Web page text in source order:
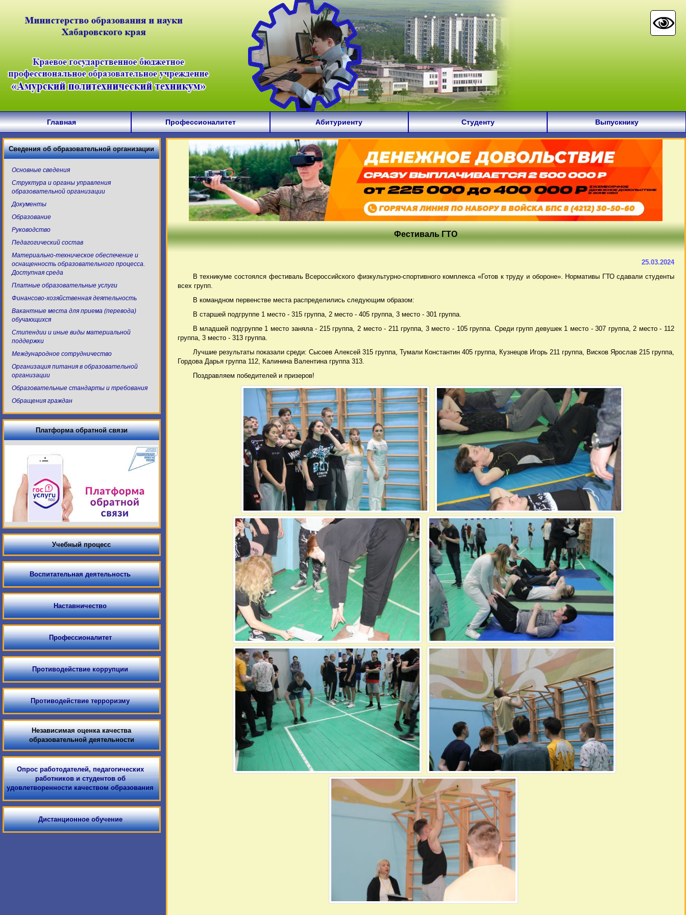
Главная Профессионалитет Абитуриенту Студенту Выпускнику
Сведения об образовательной организации
Основные сведения
Структура и органы управления
образовательной организации
Документы
Образование
Руководство
Педагогический состав
Материально-техническое обеспечение и
оснащенность образовательного процесса.
Доступная среда
Платные образовательные услуги
Финансово-хозяйственная деятельность
Вакантные места для приема (перевода)
обучающихся
Стипендии и иные виды материальной
поддержки
Международное сотрудничество
Организация питания в образовательной
организации
Образовательные стандарты и требования
Обращения граждан
Платформа обратной связи
Учебный процесс
Воспитательная деятельность
Наставничество
Профессионалитет
Противодействие коррупции
Противодействие терроризму
Независимая оценка качества
образовательной деятельности
Опрос работодателей, педагогических
работников и студентов об
удовлетворенности качеством образования
Дистанционное обучение
Фестиваль ГТО
25.03.2024
В техникуме состоялся фестиваль Всероссийского физкультурно-спортивного комплекса «Готов к труду и обороне». Нормативы ГТО сдавали студенты
всех групп.
В командном первенстве места распределились следующим образом:
В старшей подгруппе 1 место - 315 группа, 2 место - 405 группа, 3 место - 301 группа.
В младшей подгруппе 1 место заняла - 215 группа, 2 место - 211 группа, 3 место - 105 группа. Среди групп девушек 1 место - 307 группа, 2 место - 112
группа, 3 место - 313 группа.
Лучшие результаты показали среди: Сысоев Алексей 315 группа, Тумали Константин 405 группа, Кузнецов Игорь 211 группа, Висков Ярослав 215 группа,
Гордова Дарья группа 112, Калинина Валентина группа 313.
Поздравляем победителей и призеров!